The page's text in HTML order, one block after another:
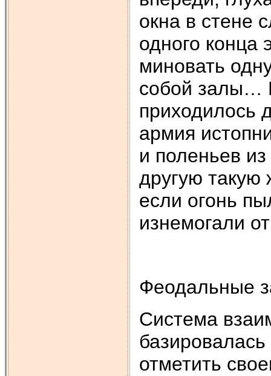
окна в стене
одного конца
миновать
собой залы…
приходилось
армия
и поленьев
другую
если огонь
изнемогали
Феодальные
Система взаимосвязей в феодальной верхушке базировалась на вассальной зависимости. Чтобы отметить своего выдающегося дружинника за верную службу, король дарит ему замок или даже целую доминию (феодальное владение) вместе с населением, которое там проживало и делает его своим вассалом. Это не только привязывало феодала к королю, но и накладывало определенный отпечаток на его способ жизни. В большинстве случаев, получив от короля замок или доминию, феодал жил в непосредственной близости от своих подчиненных. Часто он обрабатывал землю и вел свое натуральное хозяйство вместе с челядью. Поэтому феодал и строил свое жилище-поместье в центре своих владений среди полей. К тому же право на владение часто необходимо было доказывать с оружием в руках от других феодалов. Ведь эпоха раннего феодализма наполненная бесконечными междоусобицами. Из замка, построенного в непосредственной близости от подчиненных крестьян, феодал мог контролировать все подходы к своему владению, здесь он защищался от врагов, и сам готовился к наскокам на владения соседей или купеческие караваны. Так феодальный замок становится символом власти феодала над окружающими землями. Феодальные поместья строили жилые и хозяйственные строения, а также землянки и деревянные домики челяди. До 12 столетия на таких поместьях единым каменным сооружением оставался храм. Наиболее часто такие поместья имели и самые элементарные укрепления. Укрепление феодальных отношений принесло определенный переворот в классовом сознании феодальной верхушки, которая вырабатывает свою, свойственную только ей, идеологию. В странах Западной Европы в последней четверти 12 столетия у высшего сословия появляются наследственные права на владения землей, извне подкрепленные появлением гербов, титулов. В феодальной верхушке появляется сознание своего господствующего положения. Так высшая знать, и в первую очередь ее почетные представители, становятся участниками всех выдающихся событий эпохи - как военных, так и политических. Значительным поворотом в развитии феодальной культуры, в том числе и строительной, стали крестовые походы, знакомство с арабским миром утонченной культуры, с Византией. Частые сношения с иностранцами требовали от местных дворян-феодалов выравнивание с ними не только в богатстве одежды и оружия, но и в такой важной области, как культура жилища. Вырабатывается специфический ритуал общения, взаимных визитов феодалов, участие их в турнирах или охоте. В тех условиях деревянное строение, в котором жил феодал с семей и где он принимал гостей, уже не отвечало своему назначению. Поэтому вполне естественно, что свои жилища феодалы начинают перестраивать. На смену дереву как строительному материалу приходит камень. Если в X-XI столетии право строить замки в центрально-европейских королевствах имел исключительно король и строились они как административные